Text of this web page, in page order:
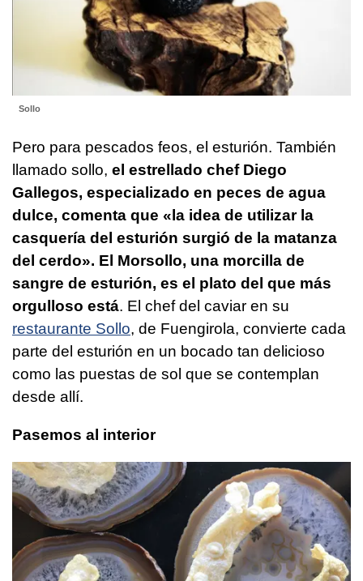
Sollo
Pero para pescados feos, el esturión. También
llamado sollo, el estrellado chef Diego
Gallegos, especializado en peces de agua
dulce, comenta que «la idea de utilizar la
casquería del esturión surgió de la matanza
del cerdo». El Morsollo, una morcilla de
sangre de esturión, es el plato del que más
orgulloso está. El chef del caviar en su
restaurante Sollo, de Fuengirola, convierte cada
parte del esturión en un bocado tan delicioso
como las puestas de sol que se contemplan
desde allí.
Pasemos al interior